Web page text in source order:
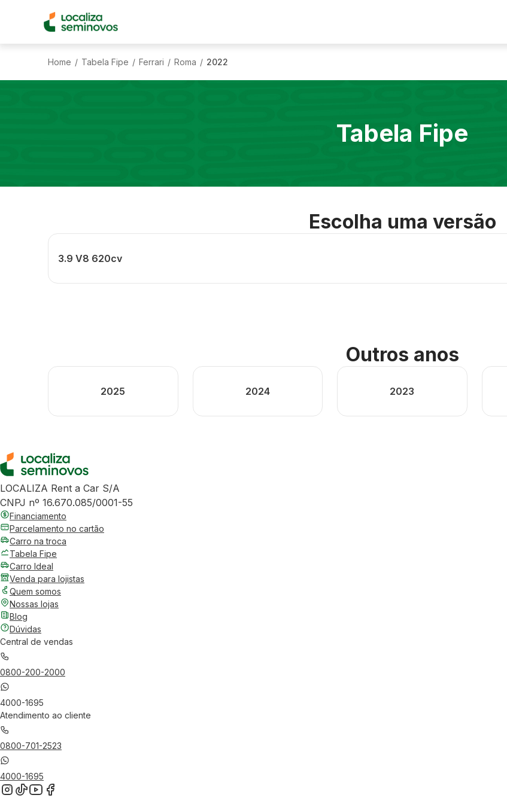
Home / Tabela Fipe / Ferrari / Roma / 2022
Tabela Fipe
Escolha uma versão
3.9 V8 620cv
Outros anos
2025 2024 2023
LOCALIZA Rent a Car S/A
CNPJ nº 16.670.085/0001-55
Financiamento
Parcelamento no cartão
Carro na troca
Tabela Fipe
Carro Ideal
Venda para lojistas
Quem somos
Nossas lojas
Blog
Dúvidas
Central de vendas
0800-200-2000
4000-1695
Atendimento ao cliente
0800-701-2523
4000-1695